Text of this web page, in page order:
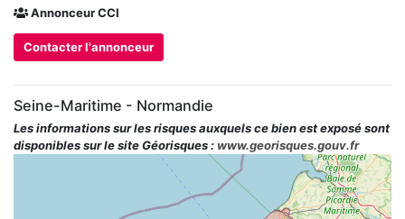
Annonceur CCI
Contacter l'annonceur
Seine-Maritime - Normandie
Les informations sur les risques auxquels ce bien est exposé sont
disponibles sur le site Géorisques : www.georisques.gouv.fr